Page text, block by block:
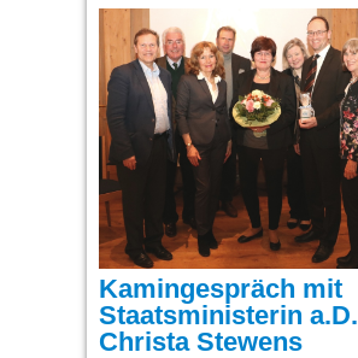
Kamingespräch mit
Staatsministerin a.D.
Christa Stewens